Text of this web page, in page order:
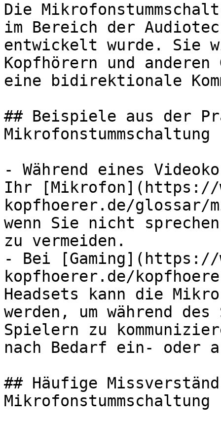
Die
im Bereich der
entwickelt wurde. Sie
Kopfhörern und
eine bidirektionale
## Beispiele aus der
Mikrofonstummschaltung
- Während eines
Ihr [Mikrofon](https://
kopfhoerer.de/glossar/
wenn Sie nicht
zu vermeiden.
- Bei [Gaming](https://
kopfhoerer.de/
Headsets kann die
werden, um während
Spielern zu
nach Bedarf ein- oder
## Häufige
Mikrofonstummschaltung